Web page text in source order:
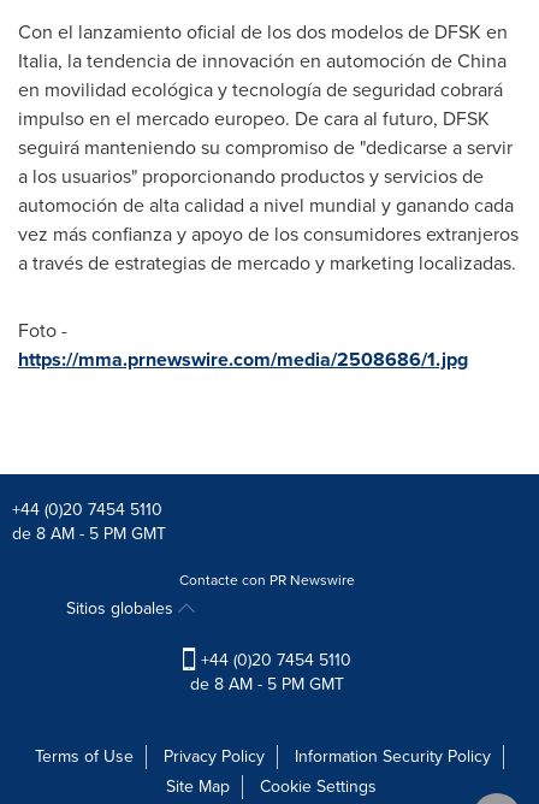
Con el lanzamiento oficial de los dos modelos de DFSK en
Italia, la tendencia de innovación en automoción deChina
en movilidad ecológica y tecnología de seguridad cobrará
impulso en el mercado europeo. De cara al futuro, DFSK
seguirá manteniendo su compromiso de "dedicarse a servir
a los usuarios" proporcionando productos y servicios de
automoción de alta calidad a nivel mundial y ganando cada
vez más confianza y apoyo de los consumidores extranjeros
a través de estrategias de mercado y marketing localizadas.
Foto -
https://mma.prnewswire.com/media/2508686/1.jpg
+44 (0)20 7454 5110
de 8 AM - 5 PM GMT
Contacte con PR Newswire
Sitios globales
+44 (0)20 7454 5110
de 8 AM - 5 PM GMT
Terms of Use Privacy Policy
Information Security Policy
Site Map
Cookie Settings